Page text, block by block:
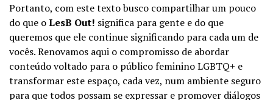
Portanto, com este texto busco compartilhar um pouco
do que oLesB Out! significa para gente e do que
queremos que ele continue significando para cada um de
vocês. Renovamos aqui o compromisso de abordar
conteúdo voltado para o público feminino LGBTQ+ e
transformar este espaço, cada vez, num ambiente seguro
para que todos possam se expressar e promover diálogos